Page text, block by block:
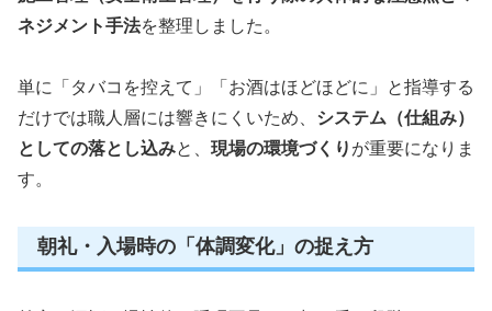
ネジメント手法を整理しました。
単に「タバコを控えて」「お酒はほどほどに」と指導する
だけでは職人層には響きにくいため、 システム（仕組み）
としての落とし込みと、 現場の環境づくり が重要になりま
す。
朝礼・入場時の「体調変化」の捉え方